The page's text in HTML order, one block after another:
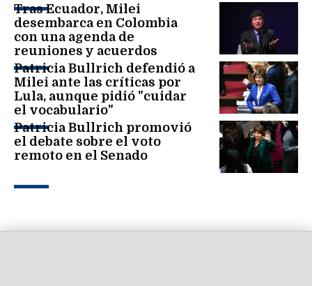
Tras Ecuador, Milei
desembarca en Colombia
con una agenda de
reuniones y acuerdos
Patricia Bullrich defendió a
Milei ante las críticas por
Lula, aunque pidió "cuidar
el vocabulario"
Patricia Bullrich promovió
el debate sobre el voto
remoto en el Senado